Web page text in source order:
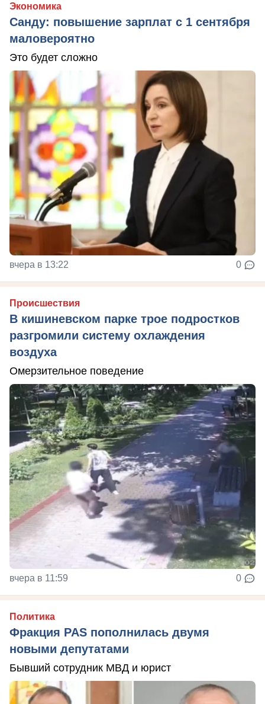
Экономика
Санду: повышение зарплат с 1 сентября
маловероятно
Это будет сложно
вчера в 13:22 0
Происшествия
В кишиневском парке трое подростков
разгромили систему охлаждения
воздуха
Омерзительное поведение
вчера в 11:59 0
Политика
Фракция PAS пополнилась двумя
новыми депутатами
Бывший сотрудник МВД и юрист